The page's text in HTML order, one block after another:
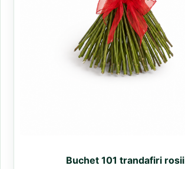
Buchet 101 trandafiri rosii